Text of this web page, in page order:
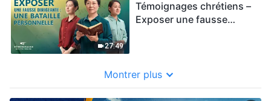
27:49
Témoignages chrétiens –
Exposer une fausse
Montrer plus